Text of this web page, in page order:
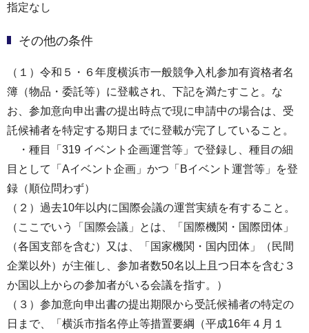
指定なし
その他の条件
（１）令和５・６年度横浜市一般競争入札参加有資格者名
簿（物品・委託等）に登載され、下記を満たすこと。な
お、参加意向申出書の提出時点で現に申請中の場合は、受
託候補者を特定する期日までに登載が完了していること。
・種目「319 イベント企画運営等」で登録し、種目の細
目として「Aイベント企画」かつ「Bイベント運営等」を登
録（順位問わず）
（２）過去10年以内に国際会議の運営実績を有すること。
（ここでいう「国際会議」とは、「国際機関・国際団体」
（各国支部を含む）又は、「国家機関・国内団体」（民間
企業以外）が主催し、参加者数50名以上且つ日本を含む３
か国以上からの参加者がいる会議を指す。）
（３）参加意向申出書の提出期限から受託候補者の特定の
日まで、「横浜市指名停止等措置要綱（平成16年４月１